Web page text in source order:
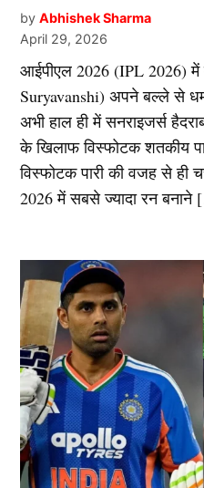
by Abhishek Sharma
April 29, 2026
आईपीएल 2026 (IPL 2026) में
Suryavanshi) अपने बल्ले से
अभी हाल ही में सनराइजर्स
के खिलाफ विस्फोटक शतकीय
विस्फोटक पारी की वजह से ही
2026 में सबसे ज्यादा रन